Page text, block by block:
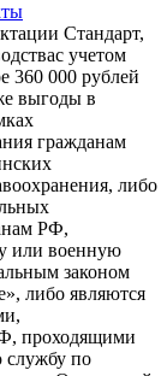
Стандарт,
учетом
360 000 рублей
выгоды в
гражданам
либо
РФ,
или военную
законом
либо являются
проходящими
службу по